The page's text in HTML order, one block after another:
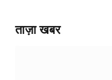
ताज़ा खबर